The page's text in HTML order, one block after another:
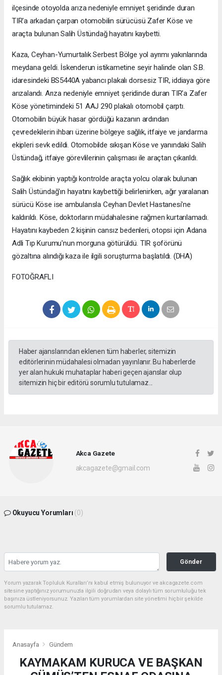
ilçesinde otoyolda arıza nedeniyle emniyet şeridinde duran
TIR'a arkadan çarpan otomobilin sürücüsü Zafer Köse ve
araçta bulunan Salih Üstündağ hayatını kaybetti.
Kaza, Ceyhan-Yumurtalık Serbest Bölge yol ayrımı yakınlarında
meydana geldi. İskenderun istikametine seyir halinde olan S.B.
idaresindeki BS5440A yabancı plakalı dorsesiz TIR, iddiaya göre
arızalandı. Arıza nedeniyle emniyet şeridinde duran TIR'a Zafer
Köse yönetimindeki 51 AAJ 290 plakalı otomobil çarptı.
Otomobilin büyük hasar gördüğü kazanın ardından
çevredekilerin ihbarı üzerine bölgeye sağlık, itfaiye ve jandarma
ekipleri sevk edildi. Otomobilde sıkışan Köse ve yanındaki Salih
Üstündağ, itfaiye görevlilerinin çalışması ile araçtan çıkarıldı.
Sağlık ekibinin yaptığı kontrolde araçta yolcu olarak bulunan
Salih Üstündağ'ın hayatını kaybettiği belirlenirken, ağır yaralanan
sürücü Köse ise ambulansla Ceyhan Devlet Hastanesi'ne
kaldırıldı. Köse, doktorların müdahalesine rağmen kurtarılamadı.
Hayatını kaybeden 2 kişinin cansız bedenleri, otopsi için Adana
Adli Tıp Kurumu'nun morguna götürüldü. TIR şoförünü
gözaltına alındığı kaza ile ilgili soruşturma başlatıldı. (DHA)
FOTOĞRAFLI
Haber ajanslarından eklenen tüm haberler, sitemizin
editörlerinin müdahalesi olmadan yayınlanır. Bu haberlerde
yer alan hukuki muhataplar haberi geçen ajanslar olup
sitemizin hiç bir editörü sorumlu tutulamaz...
Akca Gazete
akcagazete@gmail.com
Okuyucu Yorumları (0)
Gönder
Yorum yazarak Topluluk Kuralları’nı kabul etmiş bulunuyor ve akcagazete.com
sitesine yaptığınız yorumunuzla ilgili doğrudan veya dolaylı tüm sorumluluğu tek
başınıza üstleniyorsunuz. Yazılan tüm yorumlardan site yönetimi hiçbir şekilde
sorumlu tutulamaz.
Anasayfa Gündem
KAYMAKAM KURUCA VE BAŞKAN